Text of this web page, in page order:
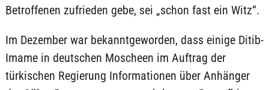
Betroffenen zufrieden gebe, sei „schon fast ein Witz“.
Im Dezember war bekanntgeworden, dass einige Ditib-
Imame in deutschen Moscheen im Auftrag der
türkischen Regierung Informationen über Anhänger